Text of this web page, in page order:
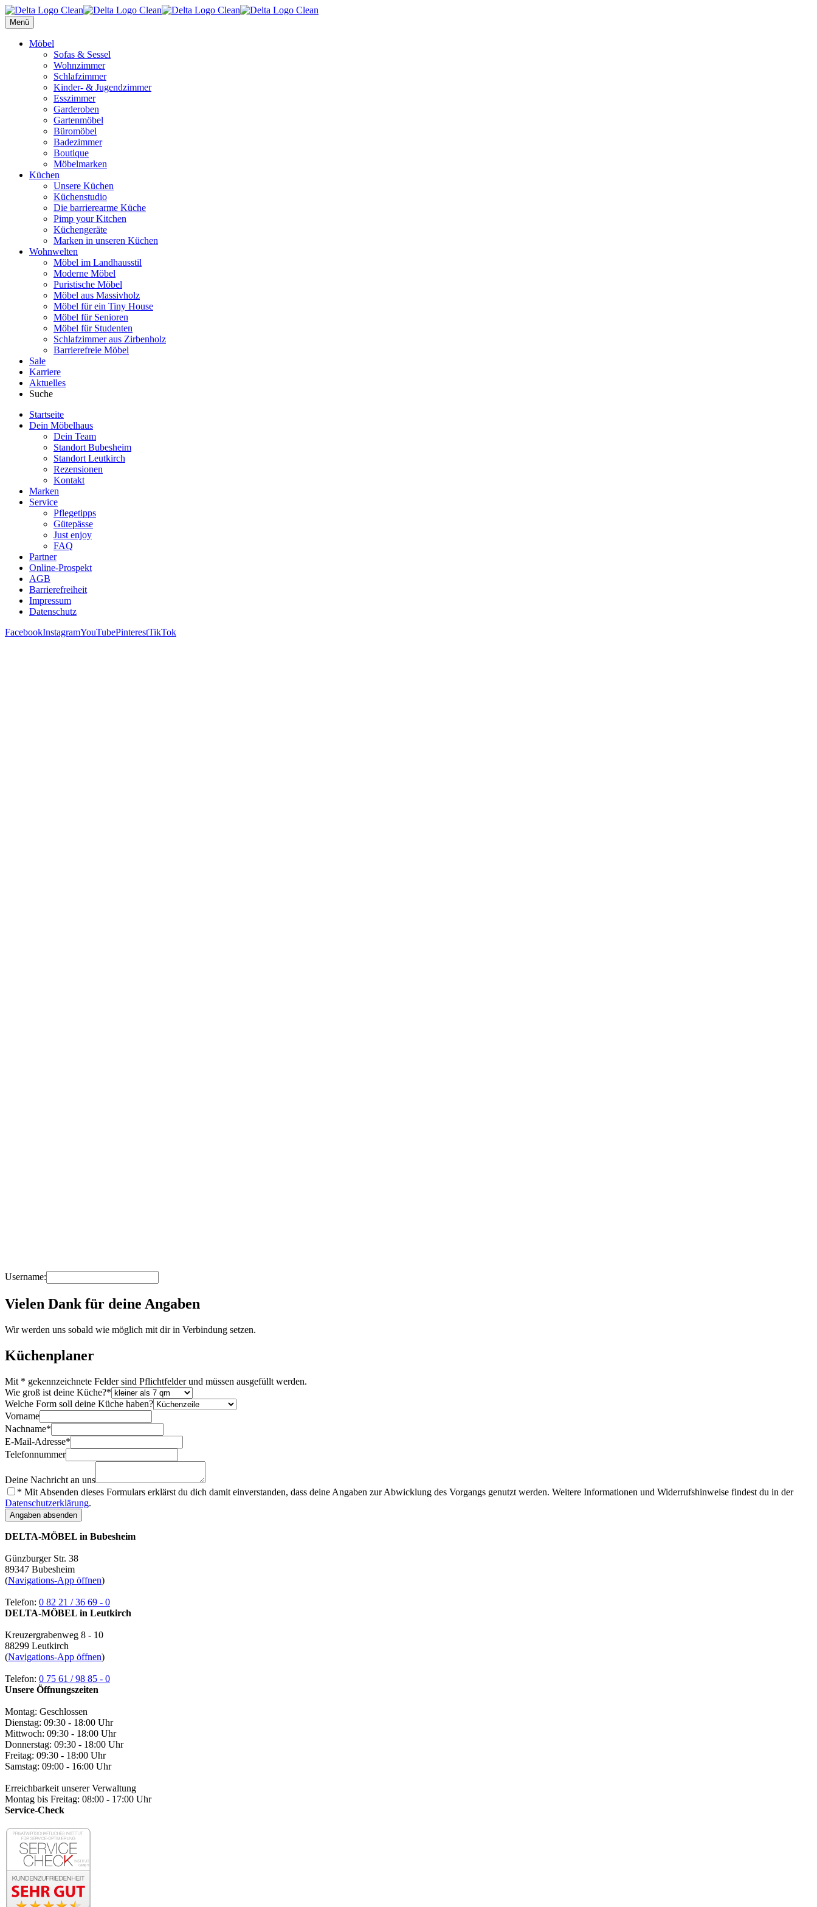
Menü
Möbel
Sofas & Sessel
Wohnzimmer
Schlafzimmer
Kinder- & Jugendzimmer
Esszimmer
Garderoben
Gartenmöbel
Büromöbel
Badezimmer
Boutique
Möbelmarken
Küchen
Unsere Küchen
Küchenstudio
Die barrierearme Küche
Pimp your Kitchen
Küchengeräte
Marken in unseren Küchen
Wohnwelten
Möbel im Landhausstil
Moderne Möbel
Puristische Möbel
Möbel aus Massivholz
Möbel für ein Tiny House
Möbel für Senioren
Möbel für Studenten
Schlafzimmer aus Zirbenholz
Barrierefreie Möbel
Sale
Karriere
Aktuelles
Suche
Startseite
Dein Möbelhaus
Dein Team
Standort Bubesheim
Standort Leutkirch
Rezensionen
Kontakt
Marken
Service
Pflegetipps
Gütepässe
Just enjoy
FAQ
Partner
Online-Prospekt
AGB
Barrierefreiheit
Impressum
Datenschutz
FacebookInstagramYouTubePinterestTikTok
Username:
Vielen Dank für deine Angaben
Wir werden uns sobald wie möglich mit dir in Verbindung setzen.
Küchenplaner
Mit * gekennzeichnete Felder sind Pflichtfelder und müssen ausgefüllt werden.
Wie groß ist deine Küche?*
Welche Form soll deine Küche haben?
Vorname
Nachname*
E-Mail-Adresse*
Telefonnummer
Deine Nachricht an uns
* Mit Absenden dieses Formulars erklärst du dich damit einverstanden, dass deine Angaben zur Abwicklung des Vorgangs genutzt werden. Weitere Informationen und Widerrufshinweise findest du in der
Datenschutzerklärung.
Angaben absenden
DELTA-MÖBEL in Bubesheim
Günzburger Str. 38
89347 Bubesheim
(Navigations-App öffnen)
Telefon: 0 82 21 / 36 69 - 0
DELTA-MÖBEL in Leutkirch
Kreuzergrabenweg 8 - 10
88299 Leutkirch
(Navigations-App öffnen)
Telefon: 0 75 61 / 98 85 - 0
Unsere Öffnungszeiten
Montag: Geschlossen
Dienstag: 09:30 - 18:00 Uhr
Mittwoch: 09:30 - 18:00 Uhr
Donnerstag: 09:30 - 18:00 Uhr
Freitag: 09:30 - 18:00 Uhr
Samstag: 09:00 - 16:00 Uhr
Erreichbarkeit unserer Verwaltung
Montag bis Freitag: 08:00 - 17:00 Uhr
Service-Check